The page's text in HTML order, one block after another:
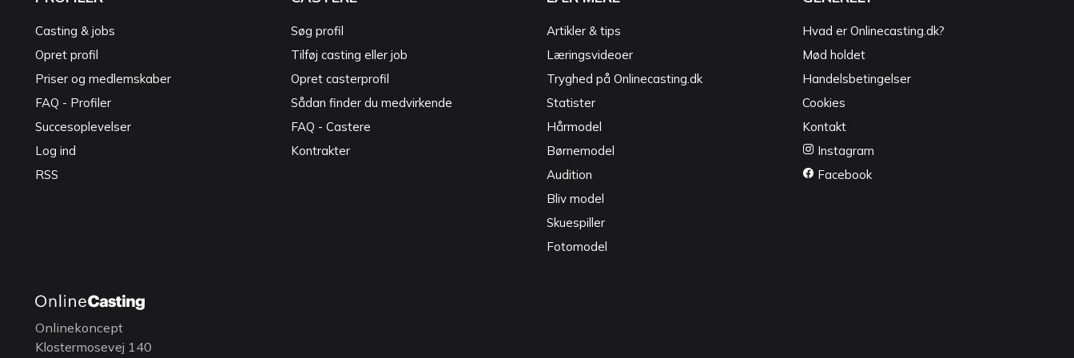
Casting & jobs
Opret profil
Priser og medlemskaber
FAQ - Profiler
Succesoplevelser
Log ind
RSS
Søg profil
Tilføj casting eller job
Opret casterprofil
Sådan finder du medvirkende
FAQ - Castere
Kontrakter
Artikler & tips
Læringsvideoer
Tryghed på Onlinecasting.dk
Statister
Hårmodel
Børnemodel
Audition
Bliv model
Skuespiller
Fotomodel
Hvad er Onlinecasting.dk?
Mød holdet
Handelsbetingelser
Cookies
Kontakt
Instagram
Facebook
Onlinekoncept
Klostermosevej 140